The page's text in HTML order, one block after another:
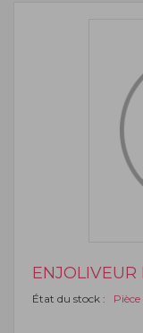
ENJOLIVEUR
État du stock :